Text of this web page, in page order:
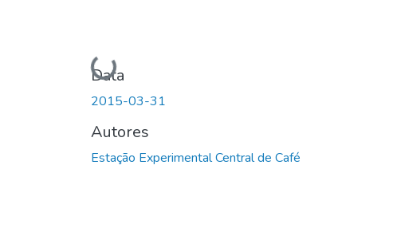
Carregando...
Data
2015-03-31
Autores
Estação Experimental Central de Café